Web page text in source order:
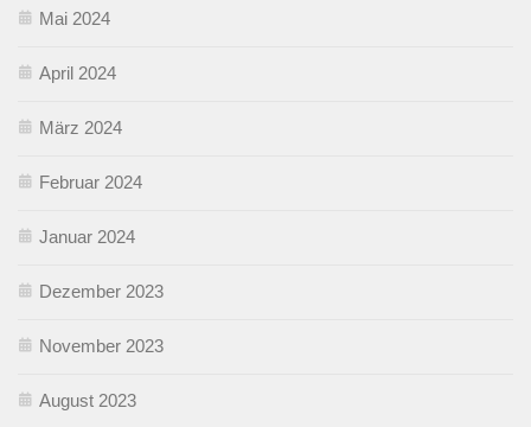
Mai 2024
April 2024
März 2024
Februar 2024
Januar 2024
Dezember 2023
November 2023
August 2023